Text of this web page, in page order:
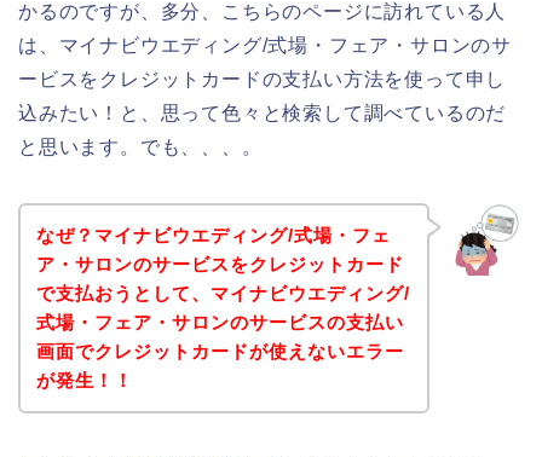
かるのですが、多分、こちらのページに訪れている人
は、マイナビウエディング/式場・フェア・サロンのサ
ービスをクレジットカードの支払い方法を使って申し
込みたい！と、思って色々と検索して調べているのだ
と思います。でも、、、。
なぜ？マイナビウエディング/式場・フェ
ア・サロンのサービスをクレジットカード
で支払おうとして、マイナビウエディング/
式場・フェア・サロンのサービスの支払い
画面でクレジットカードが使えないエラー
が発生！！